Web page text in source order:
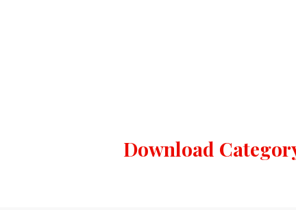
Download